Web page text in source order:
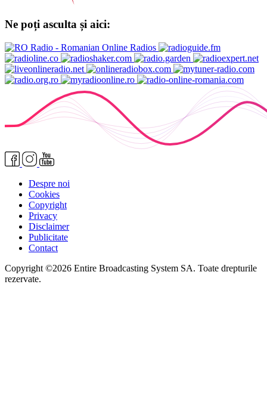
Ne poți asculta și aici:
Despre noi
Cookies
Copyright
Privacy
Disclaimer
Publicitate
Contact
Copyright ©2026 Entire Broadcasting System SA. Toate drepturile
rezervate.